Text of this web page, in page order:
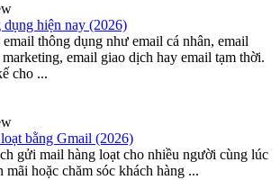
hiện nay (2026)
thông dụng như email cá nhân, email
email giao dịch hay email tạm thời.
cho ...
bằng Gmail (2026)
gửi mail hàng loạt cho nhiều người cùng lúc
mãi hoặc chăm sóc khách hàng ...